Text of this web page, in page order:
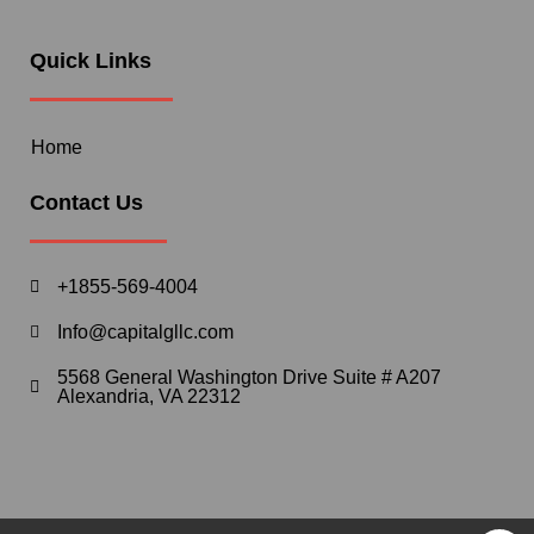
Quick Links
Home
Contact Us
+1855-569-4004
Info@capitalgllc.com
5568 General Washington Drive Suite # A207
Alexandria, VA 22312